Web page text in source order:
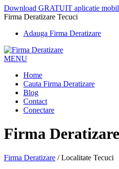
Download GRATUIT aplicatie mobil
Firma Deratizare Tecuci
Adauga Firma Deratizare
MENU
Home
Cauta Firma Deratizare
Blog
Contact
Conectare
Firma
Firma Deratizare /Localitate Tecuci